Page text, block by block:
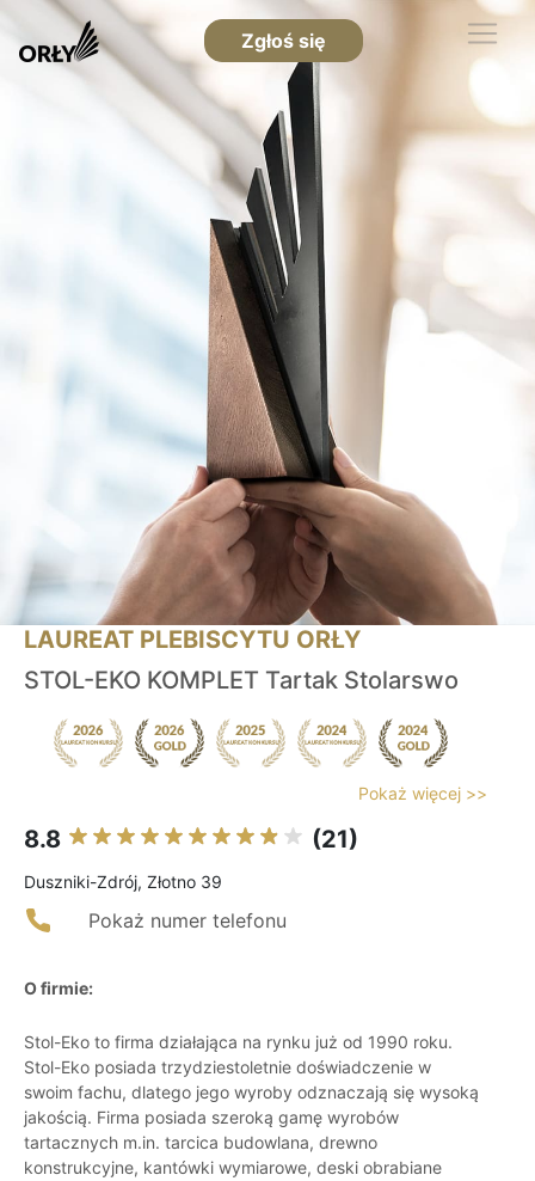
Zgłoś się
LAUREAT PLEBISCYTU ORŁY
STOL-EKO KOMPLET Tartak Stolarswo
Pokaż więcej >>
8.8 (21)
Duszniki-Zdrój, Złotno 39
Pokaż numer telefonu
O firmie:
Stol-Eko to firma działająca na rynku już od 1990 roku.
Stol-Eko posiada trzydziestoletnie doświadczenie w
swoim fachu, dlatego jego wyroby odznaczają się wysoką
jakością. Firma posiada szeroką gamę wyrobów
tartacznych m.in. tarcica budowlana, drewno
konstrukcyjne, kantówki wymiarowe, deski obrabiane